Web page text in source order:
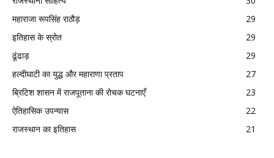
महाराजा रूपसिंह राठौड़
29
इतिहास के स्रोत
29
ढूंढाड़
29
हल्दीघाटी का युद्ध और महाराणा प्रताप
27
ब्रिटिश शासन में राजपूताना की रोचक घटनाएँ
23
ऐतिहासिक उपन्यास
22
राजस्थान का इतिहास
21